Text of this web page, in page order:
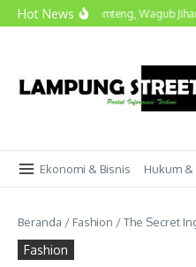
Lewati ke konten
Hot News
Kunjungi Lamteng, Wagub Jihan
Ekonomi & Bisnis Hukum &
Beranda / Fashion /The Secret
Fashion